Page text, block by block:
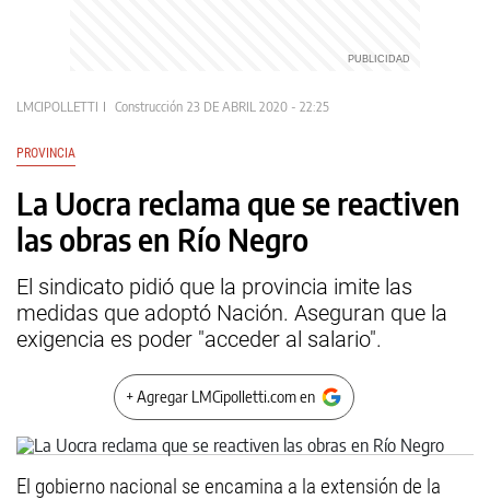
LMCIPOLLETTI Construcción 23 DE ABRIL 2020 - 22:25
PROVINCIA
La Uocra reclama que se reactiven
las obras en Río Negro
El sindicato pidió que la provincia imite las
medidas que adoptó Nación. Aseguran que la
exigencia es poder "acceder al salario".
+ Agregar LMCipolletti.com en
El gobierno nacional se encamina a la extensión de la